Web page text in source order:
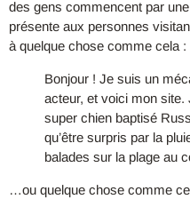
des gens commencent par
présente aux personnes
à quelque chose comme cela :
Bonjour ! Je suis un
acteur, et voici mon site.
super chien baptisé
qu’être surpris par la
balades sur la plage au
…ou quelque chose comme